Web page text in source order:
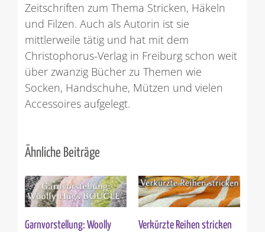
Zeitschriften zum Thema Stricken, Häkeln
und Filzen. Auch als Autorin ist sie
mittlerweile tätig und hat mit dem
Christophorus-Verlag in Freiburg schon weit
über zwanzig Bücher zu Themen wie
Socken, Handschuhe, Mützen und vielen
Accessoires aufgelegt.
Ähnliche Beiträge
Garnvorstellung: Woolly
Verkürzte Reihen stricken